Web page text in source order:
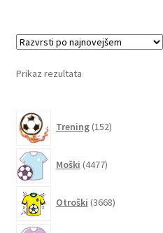
Prikaz rezultata
Trening 152izdelkov
Moški 4477izdelkov
Otroški 3668izdelkov